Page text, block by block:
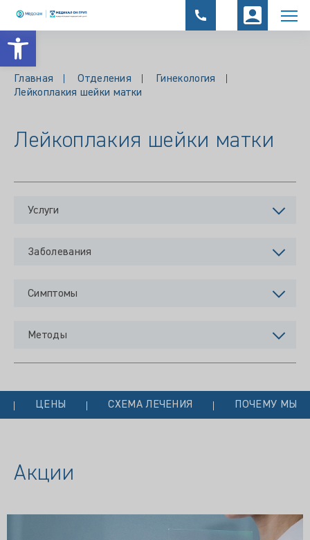
Открыть панель инструментов
Главная Отделения
Гинекология
Лейкоплакия шейки матки
Лейкоплакия шейки матки
Услуги
Заболевания
Симптомы
Методы
ЦЕНЫ СХЕМА ЛЕЧЕНИЯ ПОЧЕМУ МЫ?
Акции